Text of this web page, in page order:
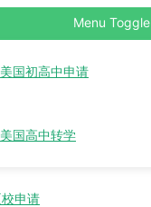
Menu Toggle
美国初高中申请
美国高中转学
申请